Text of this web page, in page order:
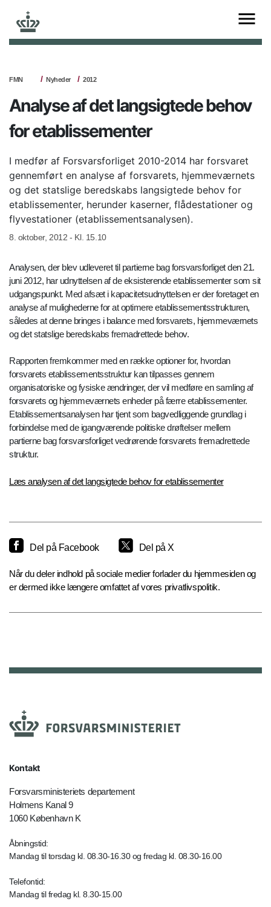
FMN Nyheder 2012
Analyse af det langsigtede behov
for etablissementer
I medfør af Forsvarsforliget 2010-2014 har forsvaret
gennemført en analyse af forsvarets, hjemmeværnets
og det statslige beredskabs langsigtede behov for
etablissementer, herunder kaserner, flådestationer og
flyvestationer (etablissementsanalysen).
8. oktober, 2012 - Kl. 15.10
Analysen, der blev udleveret til partierne bag forsvarsforliget den 21.
juni 2012, har udnyttelsen af de eksisterende etablissementer som sit
udgangspunkt. Med afsæt i kapacitetsudnyttelsen er der foretaget en
analyse af mulighederne for at optimere etablissementsstrukturen,
således at denne bringes i balance med forsvarets, hjemmeværnets
og det statslige beredskabs fremadrettede behov.
Rapporten fremkommer med en række optioner for, hvordan
forsvarets etablissementsstruktur kan tilpasses gennem
organisatoriske og fysiske ændringer, der vil medføre en samling af
forsvarets og hjemmeværnets enheder på færre etablissementer.
Etablissementsanalysen har tjent som bagvedliggende grundlag i
forbindelse med de igangværende politiske drøftelser mellem
partierne bag forsvarsforliget vedrørende forsvarets fremadrettede
struktur.
Læs analysen af det langsigtede behov for etablissementer
Del på Facebook Del på X
Når du deler indhold på sociale medier forlader du hjemmesiden og
er dermed ikke længere omfattet af vores privatlivspolitik.
Kontakt
Forsvarsministeriets departement
Holmens Kanal 9
1060 København K
Åbningstid:
Mandag til torsdag kl. 08.30-16.30 og fredag kl. 08.30-16.00
Telefontid:
Mandag til fredag kl. 8.30-15.00